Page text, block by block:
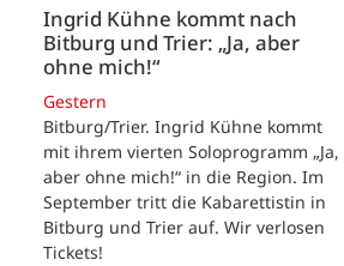
Ingrid Kühne kommt nach
Bitburg und Trier: „Ja, aber
ohne mich!“
Gestern
Bitburg/Trier. Ingrid Kühne kommt
mit ihrem vierten Soloprogramm „Ja,
aber ohne mich!“ in die Region. Im
September tritt die Kabarettistin in
Bitburg und Trier auf. Wir verlosen
Tickets!